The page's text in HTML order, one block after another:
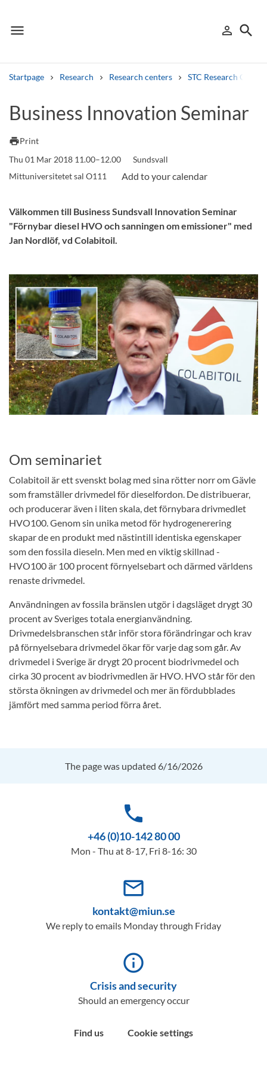
menu
Menu person_outline
Sign in
search
Startpage Research Research centers STC Research Centre
Find courses ans programmes
Search welcomeletters
Library search tool
Business Innovation Seminar
printPrint
Thu 01 Mar 2018 11.00–12.00
Sundsvall
Mittuniversitetet sal O111
Välkommen till Business Sundsvall Innovation Seminar
"Förnybar diesel HVO och sanningen om emissioner" med
Jan Nordlöf, vd Colabitoil.
Om seminariet
Colabitoil är ett svenskt bolag med sina rötter norr om Gävle
som framställer drivmedel för dieselfordon. De distribuerar,
och producerar även i liten skala, det förnybara drivmedlet
HVO100. Genom sin unika metod för hydrogenerering
skapar de en produkt med nästintill identiska egenskaper
som den fossila dieseln. Men med en viktig skillnad -
HVO100 är 100 procent förnyelsebart och därmed världens
renaste drivmedel.
Användningen av fossila bränslen utgör i dagsläget drygt 30
procent av Sveriges totala energianvändning.
Drivmedelsbranschen står inför stora förändringar och krav
på förnyelsebara drivmedel ökar för varje dag som går. Av
drivmedel i Sverige är drygt 20 procent biodrivmedel och
cirka 30 procent av biodrivmedlen är HVO. HVO står för den
största ökningen av drivmedel och mer än fördubblades
jämfört med samma period förra året.
The page was updated 6/16/2026
phone
+46 (0)10-142 80 00
Mon - Thu at 8-17, Fri 8-16: 30
mail_outline
kontakt@miun.se
We reply to emails Monday through Friday
info_outline
Crisis and security
Should an emergency occur
Find us Cookie settings